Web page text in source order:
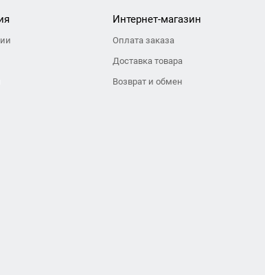
Интернет-магазин
Оплата заказа
Доставка товара
Возврат и обмен